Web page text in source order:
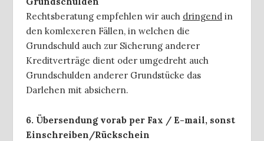
Rechtsberatung empfehlen wir auch dringend in
den komlexeren Fällen, in welchen die
Grundschuld auch zur Sicherung anderer
Kreditverträge dient oder umgedreht auch
Grundschulden anderer Grundstücke das
Darlehen mit absichern.
6. Übersendung vorab per Fax / E-mail, sonst
Einschreiben/Rückschein